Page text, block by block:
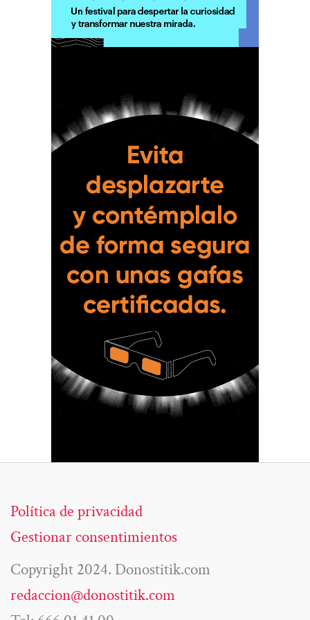
Política de privacidad
Gestionar consentimientos
Copyright 2024. Donostitik.com
redaccion@donostitik.com